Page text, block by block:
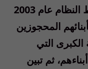
من القرن الماضي وحتى سقوط النظام عام 2003
المحجوزين
التي
ثم تبين